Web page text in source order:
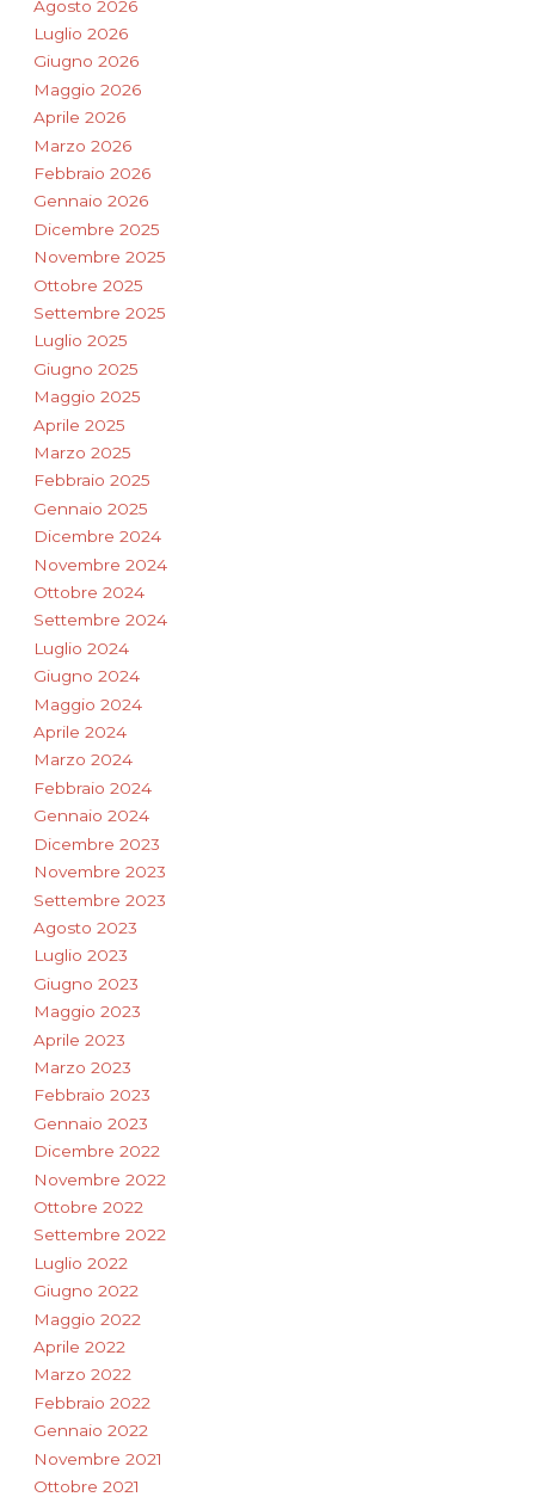
Agosto 2026
Luglio 2026
Giugno 2026
Maggio 2026
Aprile 2026
Marzo 2026
Febbraio 2026
Gennaio 2026
Dicembre 2025
Novembre 2025
Ottobre 2025
Settembre 2025
Luglio 2025
Giugno 2025
Maggio 2025
Aprile 2025
Marzo 2025
Febbraio 2025
Gennaio 2025
Dicembre 2024
Novembre 2024
Ottobre 2024
Settembre 2024
Luglio 2024
Giugno 2024
Maggio 2024
Aprile 2024
Marzo 2024
Febbraio 2024
Gennaio 2024
Dicembre 2023
Novembre 2023
Settembre 2023
Agosto 2023
Luglio 2023
Giugno 2023
Maggio 2023
Aprile 2023
Marzo 2023
Febbraio 2023
Gennaio 2023
Dicembre 2022
Novembre 2022
Ottobre 2022
Settembre 2022
Luglio 2022
Giugno 2022
Maggio 2022
Aprile 2022
Marzo 2022
Febbraio 2022
Gennaio 2022
Novembre 2021
Ottobre 2021